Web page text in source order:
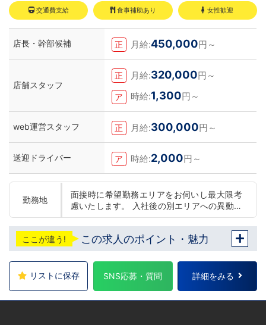
交通費支給 食事補助あり 女性歓迎
店長・幹部候補 正 月給:450,000円～
店舗スタッフ
正 月給:320,000円～
ア 時給:1,300円～
web運営スタッフ 正 月給:300,000円～
送迎ドライバー ア 時給:2,000円～
勤務地
面接時に希望勤務エリアをお伺いし最大限考
慮いたします。 入社後の別エリアへの異動の
可否の選択可能です。(変更は随時可能です)
東京 五反田：五反田駅から徒歩2分 池袋：池
袋駅西口から徒歩2分 吉原：三ノ輪駅から徒
歩8分 神奈川 横浜：京急線黄金町駅から徒歩
8分 茨城 水戸：水戸駅からバス5分 北海道 札
幌：すすきの駅から徒歩5分 中国・四国 鳥
ここが違う! この求人のポイント・魅力
リストに保存 SNS応募・質問 詳細をみる